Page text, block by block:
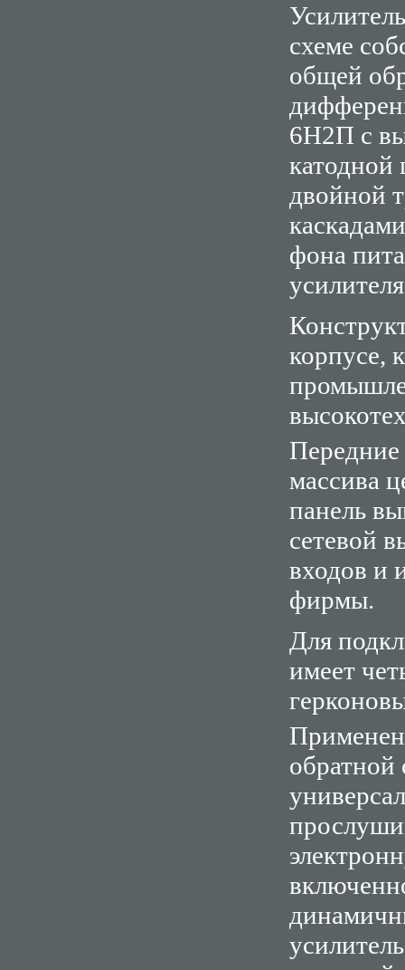
схеме
общей
6Н2П с
катодной
двойной
фона
корпусе,
Передние
массива
панель
сетевой
входов и
фирмы.
Для
имеет
обратной